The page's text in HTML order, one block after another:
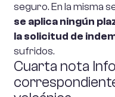
seguro. En la misma
se aplica ningún
la solicitud de
sufridos.
Cuarta nota